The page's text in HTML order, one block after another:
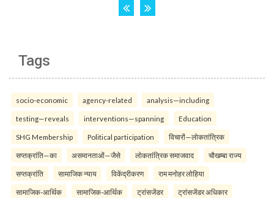
Tags
socio-economic agency-related analysis—including
testing—reveals interventions—spanning Education
SHG Membership Political participation विचारों—लोकतांत्रिक
सप्तक्रांति—का असमानताओं—जैसे लोकतांत्रिक समाजवाद चौखम्बा राज्य
सप्तक्रांति सामाजिक न्याय विकेंद्रीकरण राम मनोहर लोहिया
सामाजिक-आर्थिक सामाजिक-आर्थिक ट्रांसजेंडर ट्रांसजेंडर अधिकार